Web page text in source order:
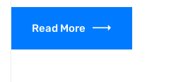
Read More